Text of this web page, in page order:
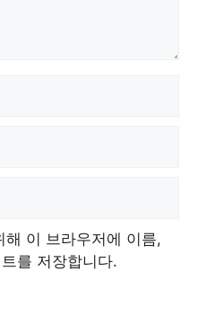
이 브라우저에 이름,
를 저장합니다.